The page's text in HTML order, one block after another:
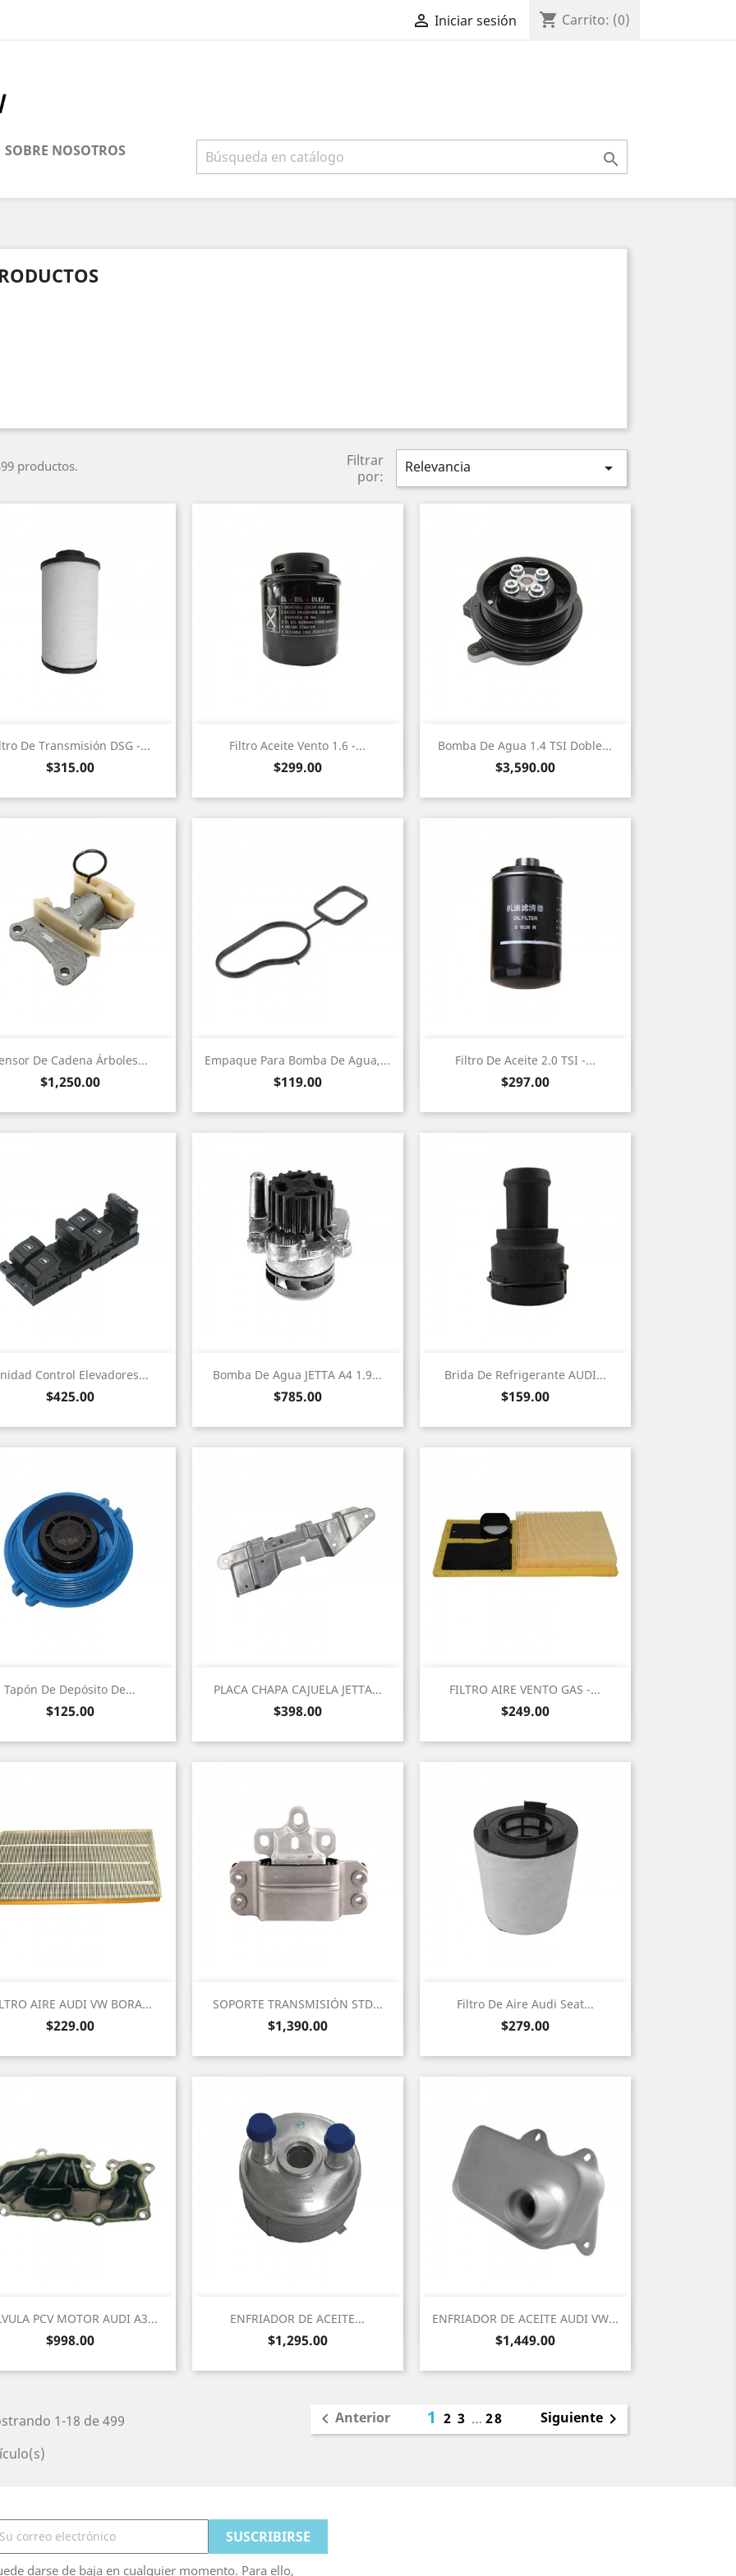
 Iniciar sesión shopping_cart Carrito: (0)
SOBRE NOSOTROS 
productos.
Filtrar
por:
Relevancia 
De Transmisión DSG -...
Precio
$315.00
Vista rápida Filtro Aceite Vento 1.6 -...
Precio
$299.00
Vista rápida Bomba De Agua 1.4 TSI Doble...
Precio
$3,590.00
 Vista rápida
De Cadena Árboles...
Precio
$1,250.00
Vista rápida Empaque Para Bomba De Agua,...
Precio
$119.00
Vista rápida Filtro De Aceite 2.0 TSI -...
Precio
$297.00
Vista rápida
Control Elevadores...
Precio
$425.00
Vista rápida Bomba De Agua JETTA A4 1.9...
Precio
$785.00
Vista rápida Brida De Refrigerante AUDI...
Precio
$159.00
 Vista rápida
Tapón De Depósito De...
Precio
$125.00
 Vista rápida PLACA CHAPA CAJUELA JETTA...
Precio
$398.00
Vista rápida FILTRO AIRE VENTO GAS -...
Precio
$249.00
Vista rápida
AIRE AUDI VW BORA...
Precio
$229.00
Vista rápida SOPORTE TRANSMISIÓN STD...
Precio
$1,390.00
Vista rápida Filtro De Aire Audi Seat...
Precio
$279.00
Vista rápida
PCV MOTOR AUDI A3...
Precio
$998.00
Vista rápida ENFRIADOR DE ACEITE...
Precio
$1,295.00
Vista rápida ENFRIADOR DE ACEITE AUDI VW...
Precio
$1,449.00
 Vista rápida
1-18 de 499
 Anterior 1 2 3 … 28 Siguiente
darse de baja en cualquier momento. Para ello,